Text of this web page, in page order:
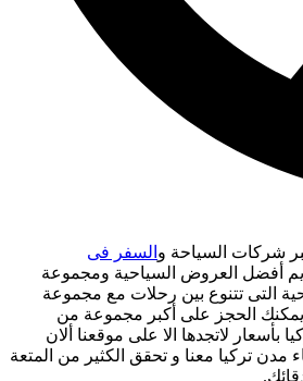
شركات السياحة و السفر فى
أفضل العروض السياحية ومجموعة
التى تتنوع بين رحلات مع مجموعة
الحجز على أكبر مجموعة من
بأسعار لاتجدها الا على موقعنا ألان
مدن تركيا معنا و تحقق الكثير من المتعة